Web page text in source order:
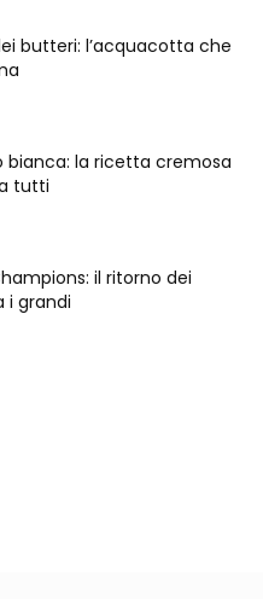
butteri: l’acquacotta che
bianca: la ricetta cremosa
tutti
il ritorno dei
i grandi